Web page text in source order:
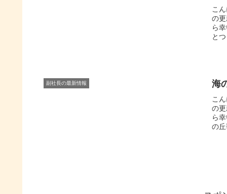
こ
の
ら
と
副社長の最新情報 海
こ
の
ら
の